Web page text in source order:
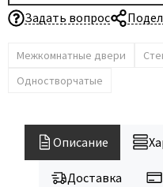
Kapelli
Komfort Doors
Legend
Line Doors
Lockstyle
Задать вопрос
Межкомнатные двери
Одностворчатые
Описание
Доставка